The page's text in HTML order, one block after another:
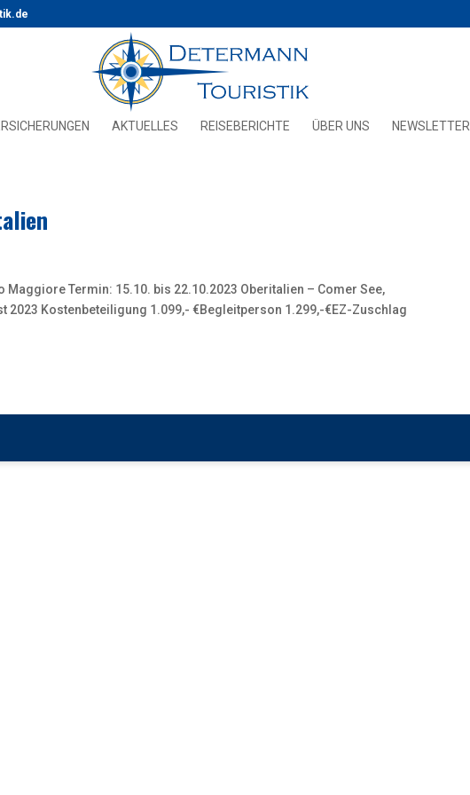
AKTUELLES REISEBERICHTE ÜBER UNS NEWSLETTER
Maggiore Termin: 15.10. bis 22.10.2023 Oberitalien – Comer See,
2023 Kostenbeteiligung 1.099,- €Begleitperson 1.299,-€EZ-Zuschlag